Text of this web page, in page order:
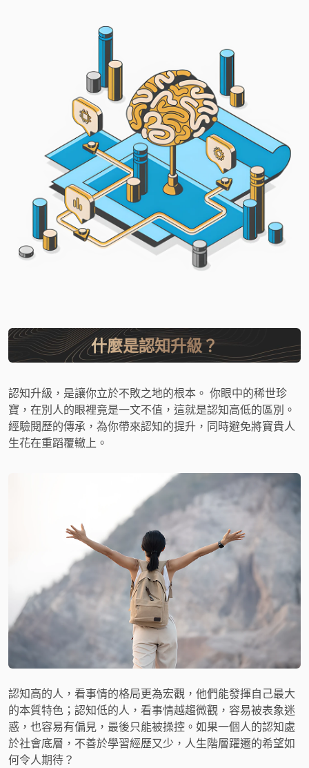
什麼是認知升級？
認知升級，是讓你立於不敗之地的根本。 你眼中的稀世珍
寶，在別人的眼裡竟是一文不值，這就是認知高低的區別。
經驗閱歷的傳承，為你帶來認知的提升，同時避免將寶貴人
生花在重蹈覆轍上。
認知高的人，看事情的格局更為宏觀，他們能發揮自己最大
的本質特色；認知低的人，看事情越趨微觀，容易被表象迷
惑，也容易有偏見，最後只能被操控。如果一個人的認知處
於社會底層，不善於學習經歷又少，人生階層躍遷的希望如
何令人期待？